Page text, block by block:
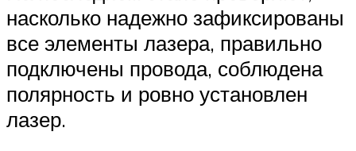
насколько надежно зафиксированы
все элементы лазера, правильно
подключены провода, соблюдена
полярность и ровно установлен
лазер.